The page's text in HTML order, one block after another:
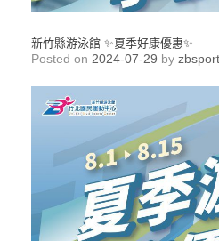
新竹縣游泳館 ✨夏季好康優惠✨
Posted on 2024-07-29 by